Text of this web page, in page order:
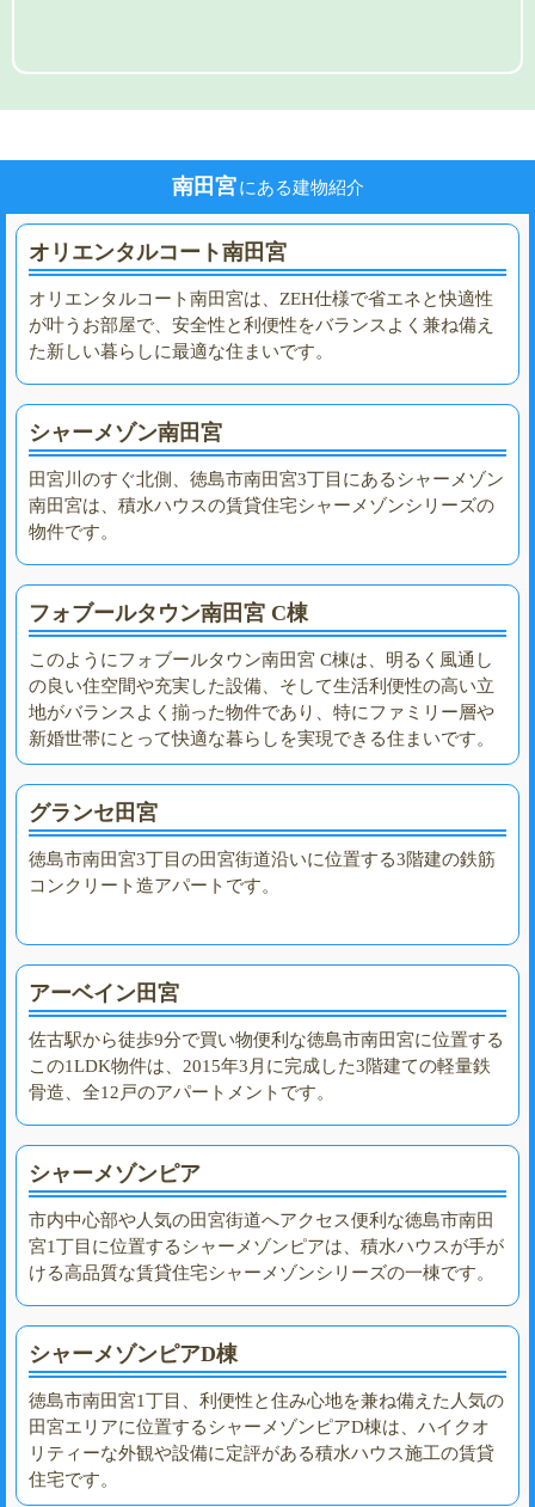
南田宮 にある建物紹介
オリエンタルコート南田宮
オリエンタルコート南田宮は、ZEH仕様で省エネと快適性
が叶うお部屋で、安全性と利便性をバランスよく兼ね備え
た新しい暮らしに最適な住まいです。
シャーメゾン南田宮
田宮川のすぐ北側、徳島市南田宮3丁目にあるシャーメゾン
南田宮は、積水ハウスの賃貸住宅シャーメゾンシリーズの
物件です。
フォブールタウン南田宮 C棟
このようにフォブールタウン南田宮 C棟は、明るく風通し
の良い住空間や充実した設備、そして生活利便性の高い立
地がバランスよく揃った物件であり、特にファミリー層や
新婚世帯にとって快適な暮らしを実現できる住まいです。
グランセ田宮
徳島市南田宮3丁目の田宮街道沿いに位置する3階建の鉄筋
コンクリート造アパートです。
アーベイン田宮
佐古駅から徒歩9分で買い物便利な徳島市南田宮に位置する
この1LDK物件は、2015年3月に完成した3階建ての軽量鉄
骨造、全12戸のアパートメントです。
シャーメゾンピア
市内中心部や人気の田宮街道へアクセス便利な徳島市南田
宮1丁目に位置するシャーメゾンピアは、積水ハウスが手が
ける高品質な賃貸住宅シャーメゾンシリーズの一棟です。
シャーメゾンピアD棟
徳島市南田宮1丁目、利便性と住み心地を兼ね備えた人気の
田宮エリアに位置するシャーメゾンピアD棟は、ハイクオ
リティーな外観や設備に定評がある積水ハウス施工の賃貸
住宅です。